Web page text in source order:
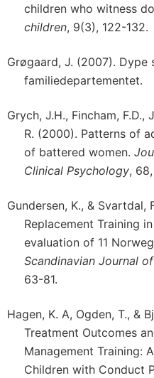
children who witness
children, 9(3), 122-132.
Grøgaard, J. (2007). Dype
familiedepartementet.
Grych, J.H., Fincham, F.D.,
R. (2000). Patterns of
of battered women.
Clinical Psychology,
Gundersen, K., & Svartdal,
Replacement Training
evaluation of 11
Scandinavian Journal
63-81.
Hagen, K. A, Ogden, T., &
Treatment Outcomes
Management Training:
Children with Conduct